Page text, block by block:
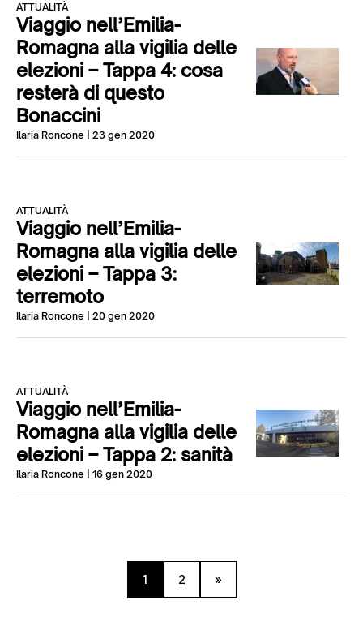
ATTUALITÀ
Viaggio nell’Emilia-
Romagna alla vigilia delle
elezioni – Tappa 4: cosa
resterà di questo
Bonaccini
Ilaria Roncone | 23 gen 2020
ATTUALITÀ
Viaggio nell’Emilia-
Romagna alla vigilia delle
elezioni – Tappa 3:
terremoto
Ilaria Roncone | 20 gen 2020
ATTUALITÀ
Viaggio nell’Emilia-
Romagna alla vigilia delle
elezioni – Tappa 2: sanità
Ilaria Roncone | 16 gen 2020
1 2 »